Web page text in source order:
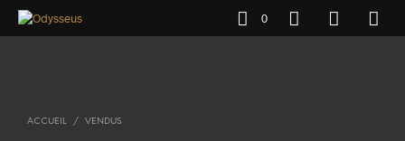
0
ACCUEIL / VENDUS